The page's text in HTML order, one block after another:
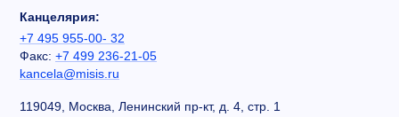
Канцелярия:
+7 495 955-00- 32
Факс: +7 499 236-21-05
kancela@misis.ru
119049, Москва, Ленинский пр-кт, д. 4, стр. 1